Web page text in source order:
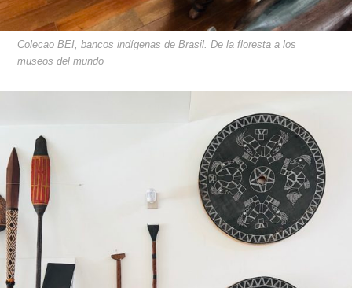
Colecao BEI, bancos indígenas de Brasil. De la floresta a los
museos del mundo